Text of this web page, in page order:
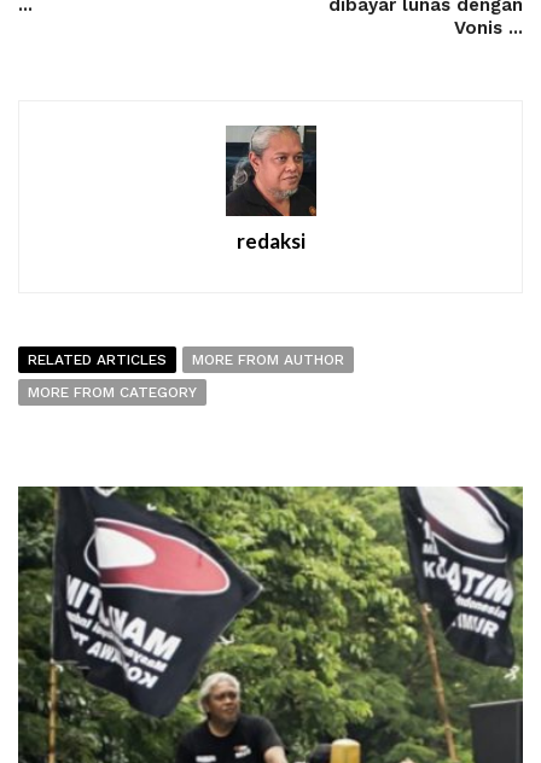
...
dibayar lunas dengan
Vonis ...
redaksi
RELATED ARTICLES
MORE FROM AUTHOR
MORE FROM CATEGORY